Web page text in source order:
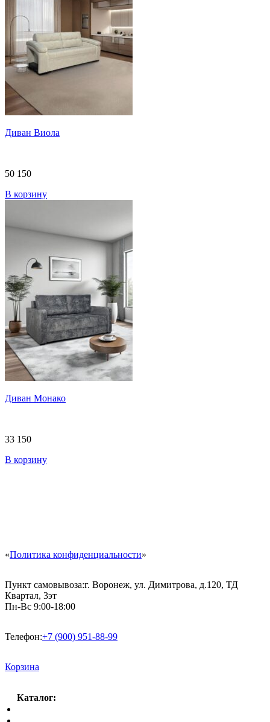
Диван Виола
50 150
В корзину
Диван Монако
33 150
В корзину
«Политика конфиденциальности»
Пункт самовывоза:г. Воронеж, ул. Димитрова, д.120, ТД
Квартал, 3эт
Пн-Вс 9:00-18:00
Телефон:+7 (900) 951-88-99
Корзина
Каталог: